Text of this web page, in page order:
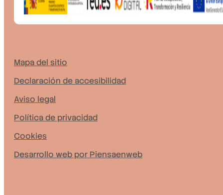
Mapa del sitio
Declaración de accesibilidad
Aviso legal
Política de privacidad
Cookies
Desarrollo web por Piensaenweb